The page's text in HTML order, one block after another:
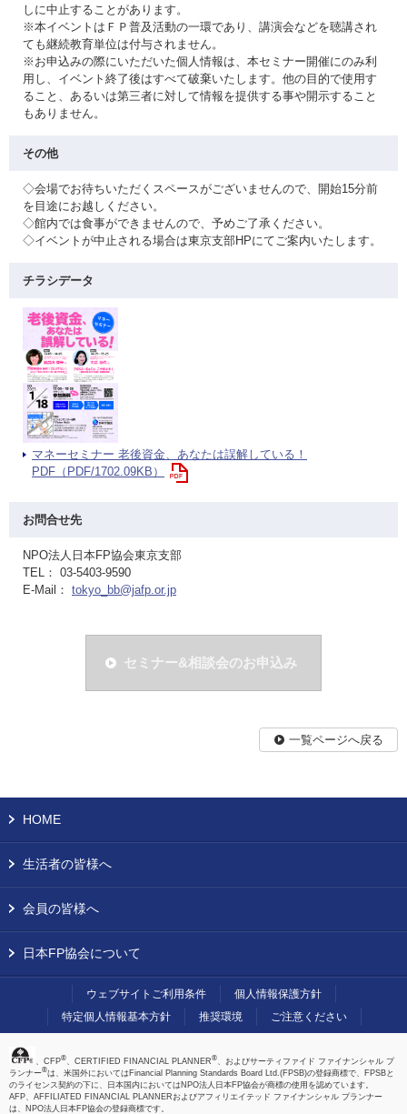
しに中止することがあります。
※本イベントはＦＰ普及活動の一環であり、講演会などを聴講され
ても継続教育単位は付与されません。
※お申込みの際にいただいた個人情報は、本セミナー開催にのみ利
用し、イベント終了後はすべて破棄いたします。他の目的で使用す
ること、あるいは第三者に対して情報を提供する事や開示すること
もありません。
その他
◇会場でお待ちいただくスペースがございませんので、開始15分前
を目途にお越しください。
◇館内では食事ができませんので、予めご了承ください。
◇イベントが中止される場合は東京支部HPにてご案内いたします。
チラシデータ
マネーセミナー 老後資金、あなたは誤解している！
PDF（PDF/1702.09KB）
お問合せ先
NPO法人日本FP協会東京支部
TEL： 03-5403-9590
E-Mail： tokyo_bb@jafp.or.jp
セミナー&相談会のお申込み
一覧ページへ戻る
HOME
生活者の皆様へ
会員の皆様へ
日本FP協会について
ウェブサイトご利用条件
個人情報保護方針
特定個人情報基本方針
推奨環境 ご注意ください
、CFP® 、CERTIFIED FINANCIAL PLANNER® 、およびサーティファイド ファイナンシャル プ
ランナー®は、米国外においてはFinancial Planning Standards Board Ltd.(FPSB)の登録商標で、FPSBと
のライセンス契約の下に、日本国内においてはNPO法人日本FP協会が商標の使用を認めています。
AFP、AFFILIATED FINANCIAL PLANNERおよびアフィリエイテッド ファイナンシャル プランナー
は、NPO法人日本FP協会の登録商標です。